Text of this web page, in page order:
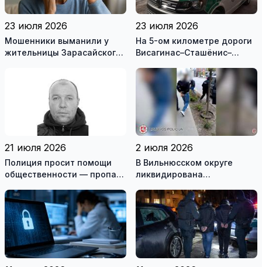
23 июля 2026
Мошенники выманили у
жительницы Зарасайского
23 июля 2026
На 5-ом километре дороги
Висагинас–Сташёнис–
машине, наден мертвый
мужчина
21 июля 2026
Полиция просит помощи
общественности — пропал
района
2 июля 2026
В Вильнюсском округе
ликвидирована
группа